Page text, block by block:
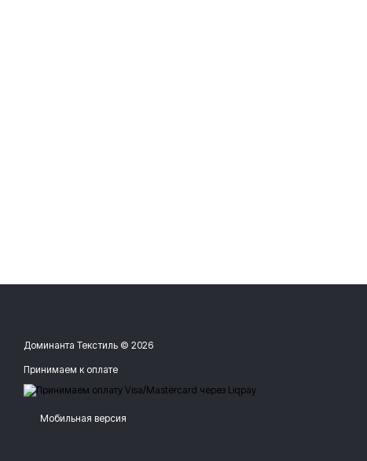
Доминанта Текстиль © 2026
Принимаем к оплате
Мобильная версия